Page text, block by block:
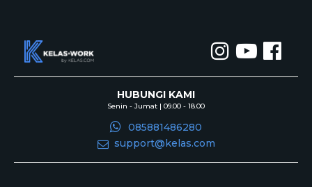
HUBUNGI KAMI
Senin - Jumat | 09.00 - 18.00
085881486280
support@kelas.com